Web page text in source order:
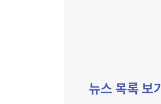
뉴스 목록 보기